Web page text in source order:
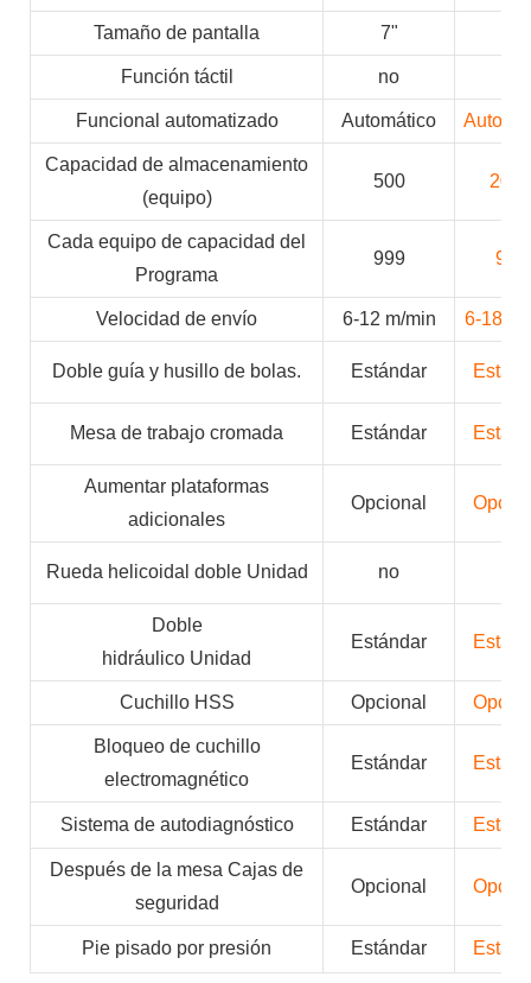
Tamaño de pantalla 7"
Función táctil no
Funcional automatizado Automático
Capacidad de almacenamiento
(equipo)
500 2000
Cada equipo de capacidad del
Programa
999 999
Velocidad de envío 6-12 m/min 6-18
Doble guía y husillo de bolas. Estándar
Mesa de trabajo cromada Estándar
Aumentar plataformas
adicionales
Opcional
Rueda helicoidal doble Unidad no
Doble
hidráulico Unidad
Estándar
Cuchillo HSS Opcional
Bloqueo de cuchillo
electromagnético
Estándar
Sistema de autodiagnóstico Estándar
Después de la mesa Cajas de
seguridad
Opcional
Pie pisado por presión Estándar